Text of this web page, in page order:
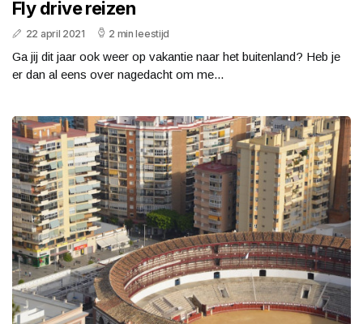
Fly drive reizen
22 april 2021 2 min leestijd
Ga jij dit jaar ook weer op vakantie naar het buitenland? Heb je
er dan al eens over nagedacht om me...